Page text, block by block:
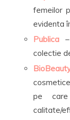
femeilor
evidenta
Publica
colectie
pe care
calitate/